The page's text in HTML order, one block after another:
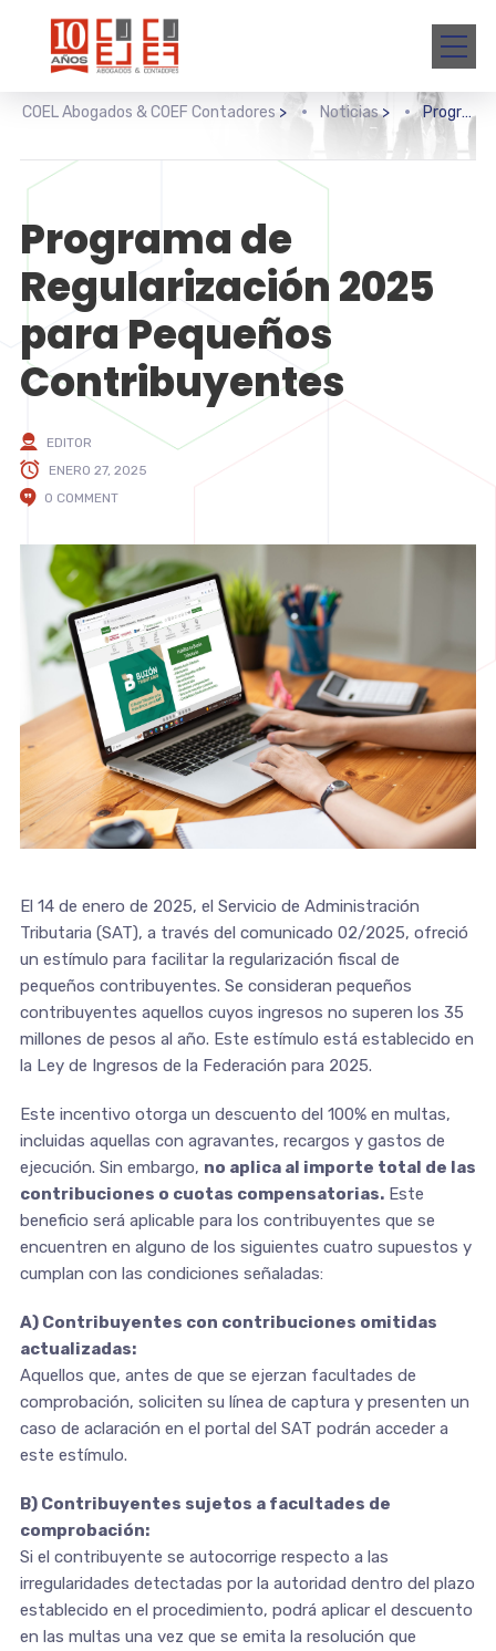
COEL Abogados & COEF Contadores > Noticias> Programa de Regularización 2025 para Pequeños Contribuyentes
Programa de
Regularización 2025
para Pequeños
Contribuyentes
EDITOR
ENERO 27, 2025
0 COMMENT
El 14 de enero de 2025, el Servicio de Administración
Tributaria (SAT), a través del comunicado 02/2025, ofreció
un estímulo para facilitar la regularización fiscal de
pequeños contribuyentes. Se consideran pequeños
contribuyentes aquellos cuyos ingresos no superen los 35
millones de pesos al año. Este estímulo está establecido en
la Ley de Ingresos de la Federación para 2025.
Este incentivo otorga un descuento del 100% en multas,
incluidas aquellas con agravantes, recargos y gastos de
ejecución. Sin embargo, no aplica al importe total de las
contribuciones o cuotas compensatorias.Este
beneficio será aplicable para los contribuyentes que se
encuentren en alguno de los siguientes cuatro supuestos y
cumplan con las condiciones señaladas:
A) Contribuyentes con contribuciones omitidas
actualizadas:
Aquellos que, antes de que se ejerzan facultades de
comprobación, soliciten su línea de captura y presenten un
caso de aclaración en el portal del SAT podrán acceder a
este estímulo.
B) Contribuyentes sujetos a facultades de
comprobación:
Si el contribuyente se autocorrige respecto a las
irregularidades detectadas por la autoridad dentro del plazo
establecido en el procedimiento, podrá aplicar el descuento
en las multas una vez que se emita la resolución que